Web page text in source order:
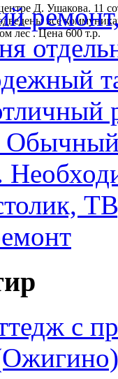
Д. Ушакова. 11
все
лес . Цена 600 т.р.
с